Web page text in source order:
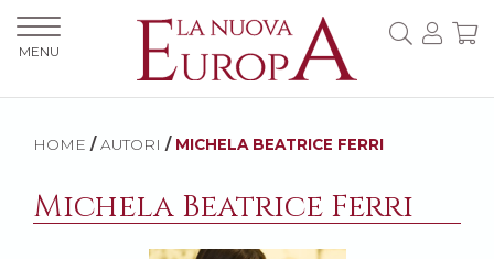
HOME / AUTORI / MICHELA BEATRICE FERRI
Michela Beatrice Ferri
MENU